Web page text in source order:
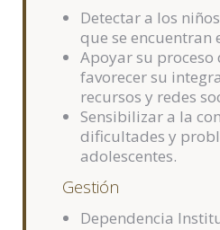
Detectar a los
que se encuentran
Apoyar su proceso
favorecer su
recursos y redes
Sensibilizar a la
dificultades y
adolescentes.
Gestión
Dependencia